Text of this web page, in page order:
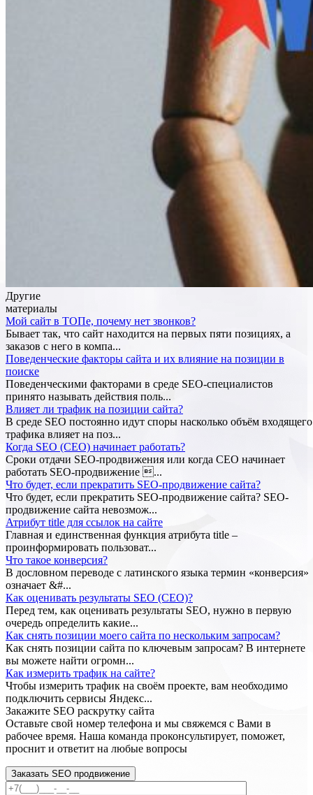
Другие
материалы
Мой сайт в ТОПе, почему нет звонков?
Бывает так, что сайт находится на первых пяти позициях, а
заказов с него в компа...
Поведенческие факторы сайта и их влияние на позиции в
поиске
Поведенческими факторами в среде SEO-специалистов
принято называть действия поль...
Влияет ли трафик на позиции сайта?
В среде SEO постоянно идут споры насколько объём входящего
трафика влияет на поз...
Когда SEO (СЕО) начинает работать?
Сроки отдачи SEO-продвижения или когда СЕО начинает
работать SEO-продвижение ...
Что будет, если прекратить SEO-продвижение сайта?
Что будет, если прекратить SEO-продвижение сайта? SEO-
продвижение сайта невозмож...
Атрибут title для ссылок на сайте
Главная и единственная функция атрибута title –
проинформировать пользоват...
Что такое конверсия?
В дословном переводе с латинского языка термин «конверсия»
означает &#...
Как оценивать результаты SEO (СЕО)?
Перед тем, как оценивать результаты SEO, нужно в первую
очередь определить какие...
Как снять позиции моего сайта по нескольким запросам?
Как снять позиции сайта по ключевым запросам? В интернете
вы можете найти огромн...
Как измерить трафик на сайте?
Чтобы измерить трафик на своём проекте, вам необходимо
подключить сервисы Яндекс...
Закажите SEO раскрутку сайта
Оставьте свой номер телефона и мы свяжемся с Вами в
рабочее время. Наша команда проконсультирует, поможет,
проснит и ответит на любые вопросы
Заказать SEO продвижение